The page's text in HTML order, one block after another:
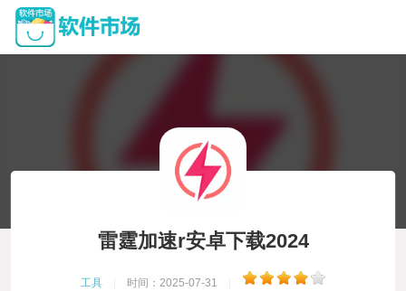
雷霆加速r安卓下载2024
工具 时间：2025-07-31